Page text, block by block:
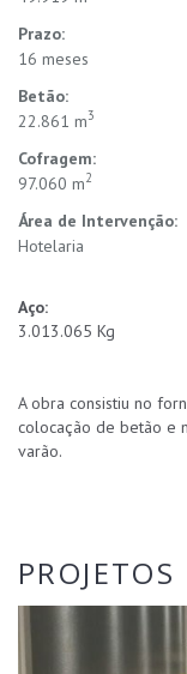
Prazo:
16 meses
Betão:
22.861 m3
Cofragem:
97.060 m2
Área de Intervenção:
Hotelaria
Aço:
3.013.065 Kg
A obra consistiu no
colocação de betão e
varão.